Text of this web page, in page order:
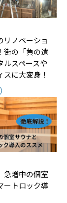
リノベーショ
街の「負の遺
ルスペースや
スに大変身！
急増中の個室
ートロック導